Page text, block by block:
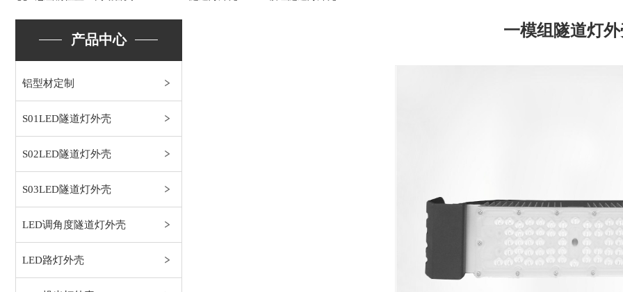
一模组隧道灯
产品中心
铝型材定制
S01LED隧道灯外壳
S02LED隧道灯外壳
S03LED隧道灯外壳
LED调角度隧道灯外壳
LED路灯外壳